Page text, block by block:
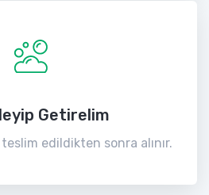
Getirelim
edildikten sonra alınır.